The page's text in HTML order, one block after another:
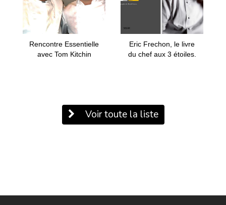
Rencontre Essentielle
avec Tom Kitchin
Eric Frechon, le livre
du chef aux 3 étoiles.
Voir toute la liste